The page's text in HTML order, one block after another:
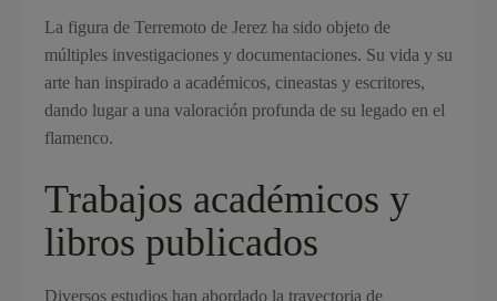
La figura de Terremoto de Jerez ha sido objeto de
múltiples investigaciones y documentaciones. Su vida y su
arte han inspirado a académicos, cineastas y escritores,
dando lugar a una valoración profunda de su legado en el
flamenco.
Trabajos académicos y
libros publicados
Diversos estudios han abordado la trayectoria de